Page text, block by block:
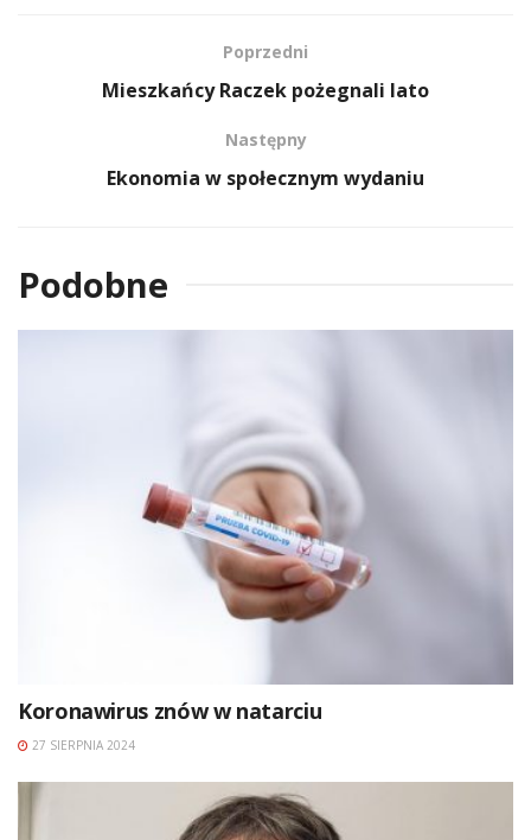
Poprzedni
Mieszkańcy Raczek pożegnali lato
Następny
Ekonomia w społecznym wydaniu
Podobne
Koronawirus znów w natarciu
27 SIERPNIA 2024